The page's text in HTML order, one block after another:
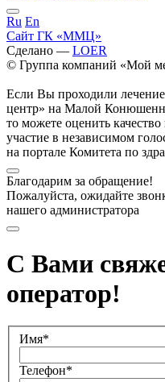
Ru En
Сайт ГК «ММЦ»
Сделано — LOER
© Группа компаний «Мой
Если Вы проходили
центр» на Малой
то можете оценить
участие в независимом
на портале Комитета по
Благодарим за обращение!
Пожалуйста, ожидайте
нашего администратора
С Вами
оператор!
Имя*
Телефон*